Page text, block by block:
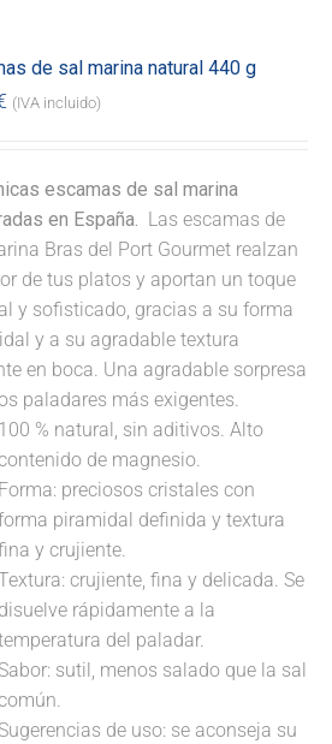
de sal marina natural 440 g
(IVA incluido)
escamas de sal marina
en España. Las escamas de
Bras del Port Gourmet realzan
de tus platos y aportan un toque
y sofisticado, gracias a su forma
y a su agradable textura
en boca. Una agradable sorpresa
paladares más exigentes.
100 % natural, sin aditivos. Alto
de magnesio.
Forma: preciosos cristales con
piramidal definida y textura
y crujiente.
crujiente, fina y delicada. Se
disuelve rápidamente a la
del paladar.
sutil, menos salado que la sal
de uso: se aconseja su